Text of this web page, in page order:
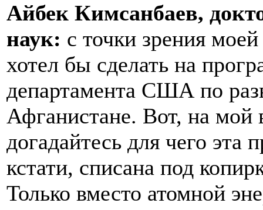
Айбек Кимсанбаев,
наук: с точки зрения
хотел бы сделать на
департамента США по
Афганистане. Вот, на мой
догадайтесь для чего
кстати, списана под
Только вместо атомной